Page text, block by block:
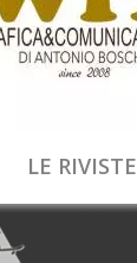
LE RIVISTE